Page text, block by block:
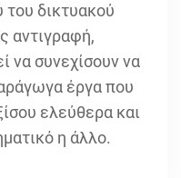
δικτυακού
αντιγραφή,
να συνεχίσουν να
έργα που
ελεύθερα και
η άλλο.